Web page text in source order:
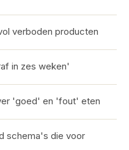
verboden producten
in zes weken'
'goed' en 'fout' eten
schema's die voor